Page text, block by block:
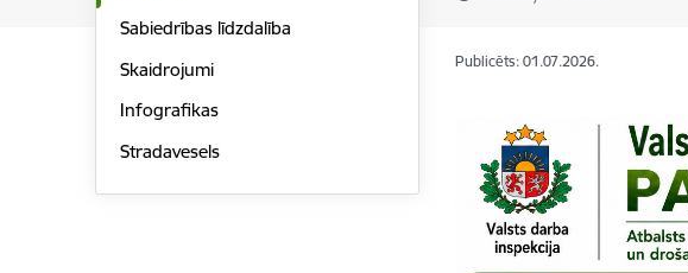
Sabiedrības līdzdalība
Skaidrojumi
Infografikas
Stradavesels
Publicēts: 01.07.2026.